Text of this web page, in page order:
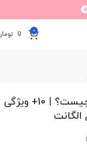
0
0
استایل الگانت(elegant style) چیست؟ | 10+ ویژگی
الگانت